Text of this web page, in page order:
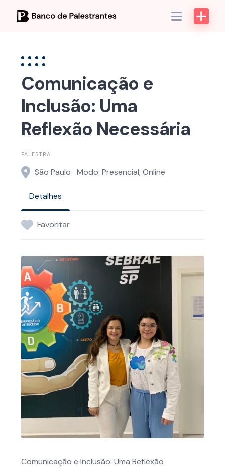
Comunicação e
Inclusão: Uma
Reflexão Necessária
PALESTRA
São Paulo Modo: Presencial, Online
Detalhes
Favoritar
Comunicação e Inclusão: Uma Reflexão